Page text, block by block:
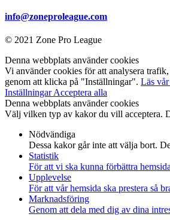
info@zoneproleague.com
© 2021 Zone Pro League
Denna webbplats använder cookies
Vi använder cookies för att analysera
genom att klicka på "Inställningar". Läs
InställningarAcceptera alla
Denna webbplats använder cookies
Välj vilken typ av kakor du vill acceptera.
Nödvändiga
Dessa kakor går inte att välja bort.
Statistik
För att vi ska kunna förbättra
Upplevelse
För att vår hemsida ska prestera så
Marknadsföring
Genom att dela med dig av dina